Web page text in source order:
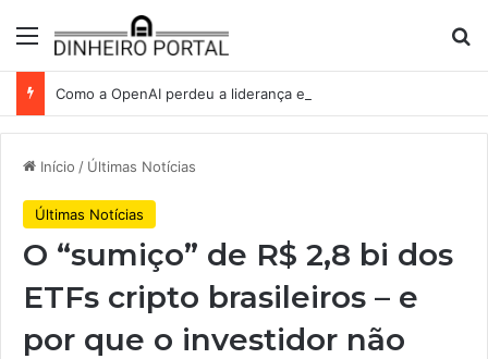
Menu
Início / Últimas Notícias
Últimas Notícias
O “sumiço” de R$ 2,8 bi dos
ETFs cripto brasileiros – e
por que o investidor não